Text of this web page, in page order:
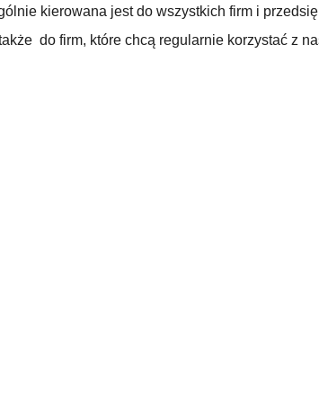
kierowana jest do wszystkich firm i
do firm, które chcą regularnie korzystać z